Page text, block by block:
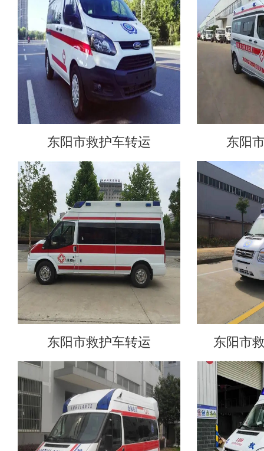
东阳市救护车转运 东阳
东阳市救护车转运 东阳市